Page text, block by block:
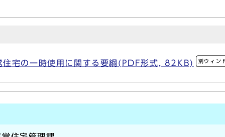
住宅の一時使用に関する要綱(PDF形式, 82KB) 別ウィン